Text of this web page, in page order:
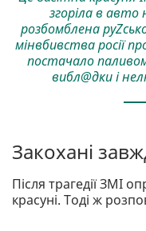
згоріла в авто
розбомблена
мінвбивства росії
постачало
вибл@дки і
Закохані
Після трагедії ЗМІ
красуні. Тоді ж